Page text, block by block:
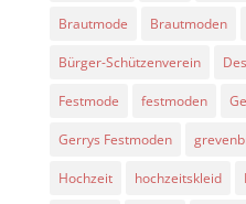
Brautmode Brautmoden
Bürger-Schützenverein
Festmode festmoden
Gerrys Festmoden
Hochzeit hochzeitskleid